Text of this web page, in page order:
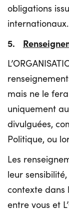
obligations
internationaux.
5.
mais ne le
uniquement
divulguées,
Politique, ou
Les
leur
contexte dans
entre vous et